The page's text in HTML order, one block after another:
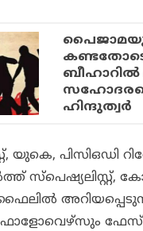
ഹിന്ദുത്വര്‍
യുകെ, പിസിഒഡി
സ്‌പെഷ്യലിസ്റ്റ്,
ഫോളോവെഴ്‌സും